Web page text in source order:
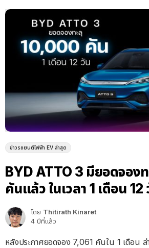
ข่าวรถยนต์ไฟฟ้า EV ล่าสุด
BYD ATTO 3 มียอดจอง
คันแล้ว ในเวลา 1 เดือน 12
โดย Thitirath Kinaret
4 ปีที่แล้ว
หลังประกาศยอดจอง 7,061 คันใน 1 เดือน